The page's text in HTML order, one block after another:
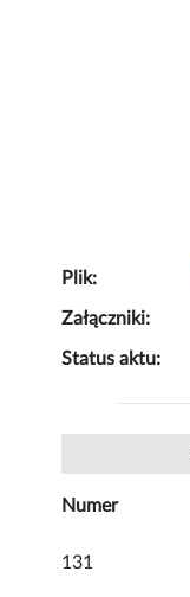
Plik:
Załączniki:
Status aktu:
Numer
131